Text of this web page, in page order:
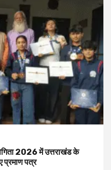
2026 में उत्तराखंड के
प्रमाण पत्र